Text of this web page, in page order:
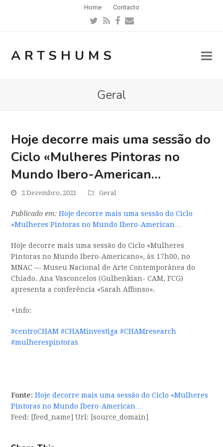
Home Contacto
Twitter
RSSFacebook
Email
ARTSHUMS
Geral
Hoje decorre mais uma sessão do
Ciclo «Mulheres Pintoras no
Mundo Ibero-American…
2 Dezembro, 2021 Geral
Publicado em: Hoje decorre mais uma sessão do Ciclo
«Mulheres Pintoras no Mundo Ibero-American…
Hoje decorre mais uma sessão do Ciclo «Mulheres
Pintoras no Mundo Ibero-Americano», às 17h00, no
MNAC — Museu Nacional de Arte Contemporânea do
Chiado. Ana Vasconcelos (Gulbenkian- CAM, FCG)
apresenta a conferência «Sarah Affonso».
+info:
#centroCHAM #CHAMinvestiga #CHAMresearch
#mulherespintoras
Fonte: Hoje decorre mais uma sessão do Ciclo «Mulheres
Pintoras no Mundo Ibero-American…
Feed: [feed_name] Url: [source_domain]